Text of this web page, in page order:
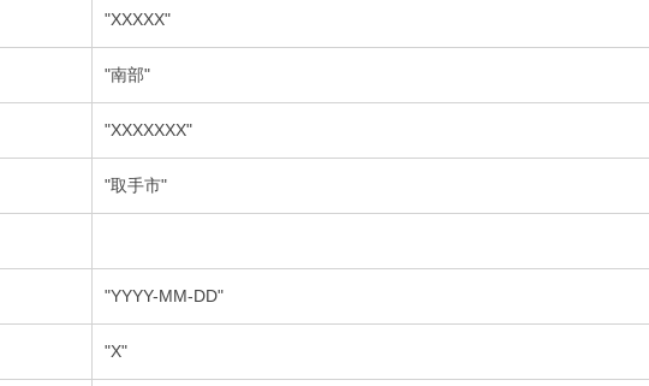
"XXXXX"
"南部"
"XXXXXXX"
"取手市"
"YYYY-MM-DD"
"X"